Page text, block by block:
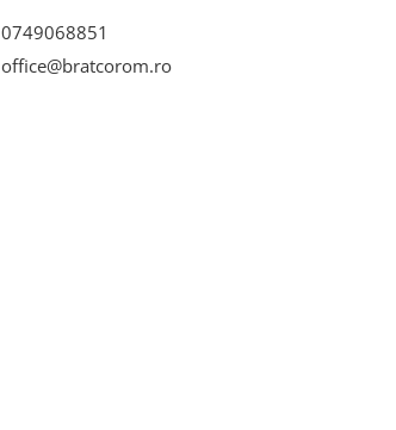
0749068851
office@bratcorom.ro